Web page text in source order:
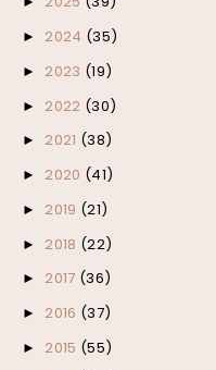
► 2024 (35)
► 2023 (19)
► 2022 (30)
► 2021 (38)
► 2020 (41)
► 2019 (21)
► 2018 (22)
► 2017 (36)
► 2016 (37)
► 2015 (55)